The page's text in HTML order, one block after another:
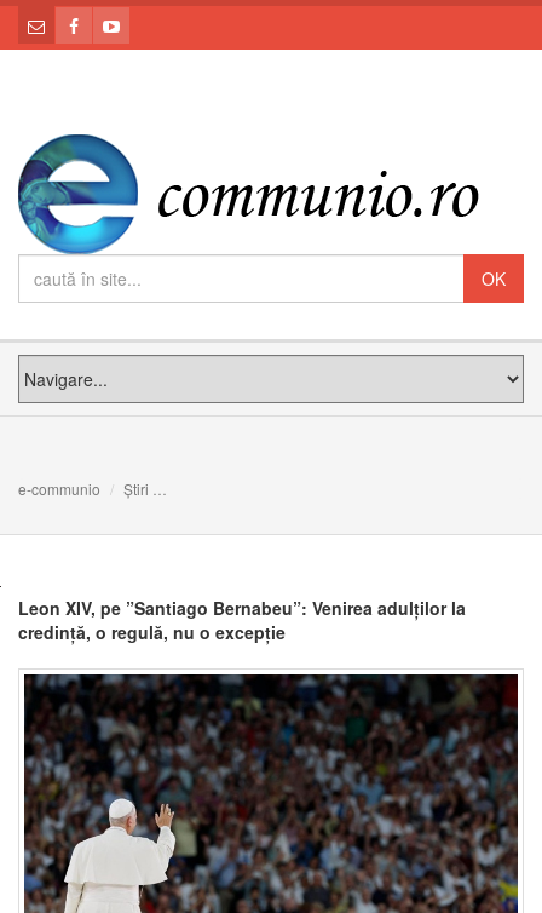
e-communio Știri
Leon XIV, pe ”Santiago Bernabeu”: Venirea adulților la
credință, o regulă, nu o excepție